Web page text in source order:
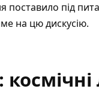
поставило під
на цю дискусію.